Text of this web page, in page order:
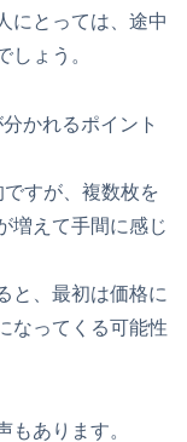
にとっては、途中
しょう。
かれるポイント
すが、複数枚を
増えて手間に感じ
と、最初は価格に
なってくる可能性
もあります。